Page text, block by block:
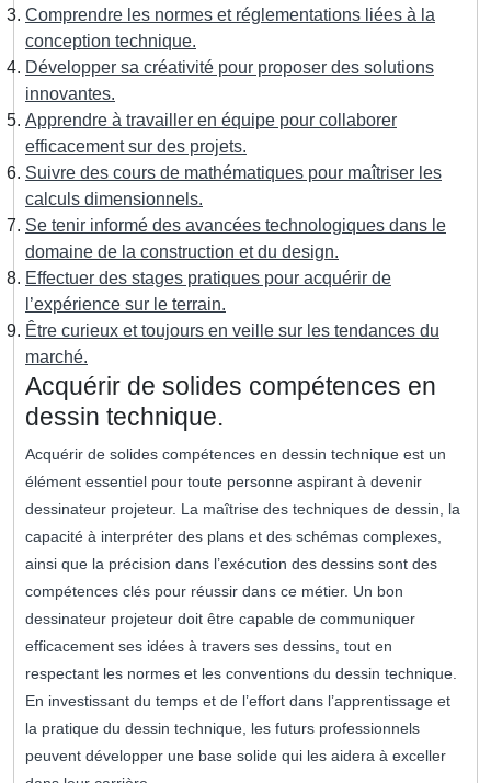
Comprendre les normes et réglementations liées à la
conception technique.
Développer sa créativité pour proposer des solutions
innovantes.
Apprendre à travailler en équipe pour collaborer
efficacement sur des projets.
Suivre des cours de mathématiques pour maîtriser les
calculs dimensionnels.
Se tenir informé des avancées technologiques dans le
domaine de la construction et du design.
Effectuer des stages pratiques pour acquérir de
l’expérience sur le terrain.
Être curieux et toujours en veille sur les tendances du
marché.
Acquérir de solides compétences en
dessin technique.
Acquérir de solides compétences en dessin technique est un
élément essentiel pour toute personne aspirant à devenir
dessinateur projeteur. La maîtrise des techniques de dessin, la
capacité à interpréter des plans et des schémas complexes,
ainsi que la précision dans l’exécution des dessins sont des
compétences clés pour réussir dans ce métier. Un bon
dessinateur projeteur doit être capable de communiquer
efficacement ses idées à travers ses dessins, tout en
respectant les normes et les conventions du dessin technique.
En investissant du temps et de l’effort dans l’apprentissage et
la pratique du dessin technique, les futurs professionnels
peuvent développer une base solide qui les aidera à exceller